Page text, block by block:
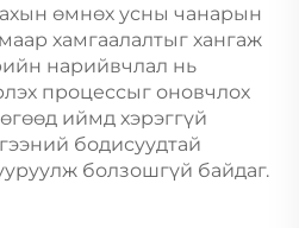
өмнөх усны чанарын
хамгаалалтыг хангаж
нарийвчлал нь
процессыг оновчлох
иймд хэрэггүй
бодисуудтай
болзошгүй байдаг.